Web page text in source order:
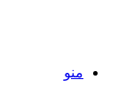
منو